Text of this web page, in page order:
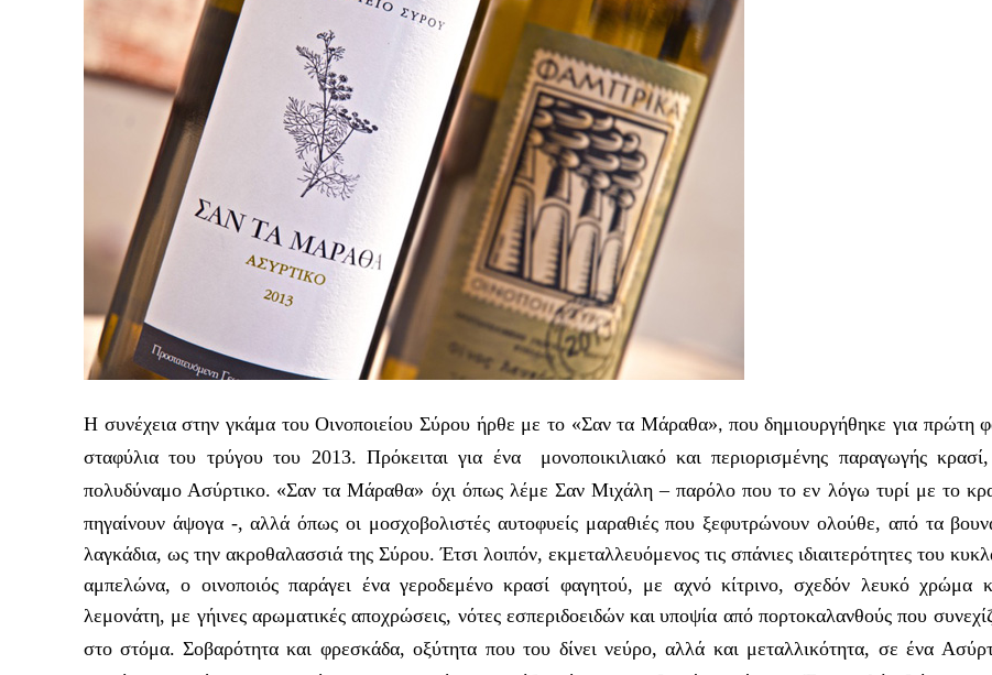
Η συνέχεια στην γκάμα του Οινοποιείου Σύρου ήρθε με το «Σαν τα Μάραθα», που δημιουργήθηκε για πρώτη
σταφύλια του τρύγου του 2013. Πρόκειται για ένα
μονοποικιλιακό και περιορισμένης παραγωγής
πολυδύναμο Ασύρτικο. «Σαν τα Μάραθα» όχι όπως λέμε Σαν Μιχάλη – παρόλο που το εν λόγω τυρί με το
πηγαίνουν άψογα -, αλλά όπως οι μοσχοβολιστές αυτοφυείς μαραθιές που ξεφυτρώνουν ολούθε, από τα
λαγκάδια, ως την ακροθαλασσιά της Σύρου. Έτσι λοιπόν, εκμεταλλευόμενος τις σπάνιες ιδιαιτερότητες του
αμπελώνα, ο οινοποιός παράγει ένα γεροδεμένο κρασί φαγητού, με αχνό κίτρινο, σχεδόν λευκό χρώμα
λεμονάτη, με γήινες αρωματικές αποχρώσεις, νότες εσπεριδοειδών και υποψία από πορτοκαλανθούς που
στο στόμα. Σοβαρότητα και φρεσκάδα, οξύτητα που του δίνει νεύρο, αλλά και μεταλλικότητα, σε ένα